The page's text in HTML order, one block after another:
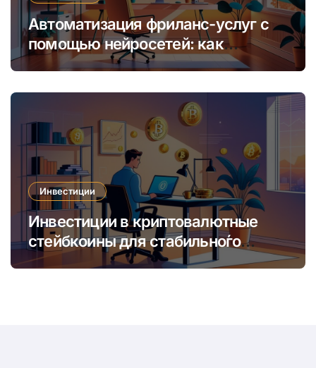
Автоматизация фриланс-услуг с
помощью нейросетей: как
увеличить доход и сократить
Инвестиции
Инвестиции в криптовалютные
стейбкоины для стабильно́го
онлайн-заработка в условиях